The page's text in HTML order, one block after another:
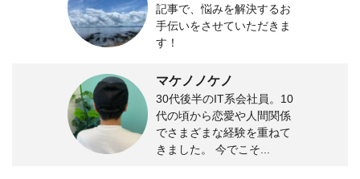
記事で、悩みを解決するお
手伝いをさせていただきま
す！
マケノノケノ
30代後半のIT系会社員。10
代の頃から恋愛や人間関係
でさまざまな経験を重ねて
きました。 今でこそ...